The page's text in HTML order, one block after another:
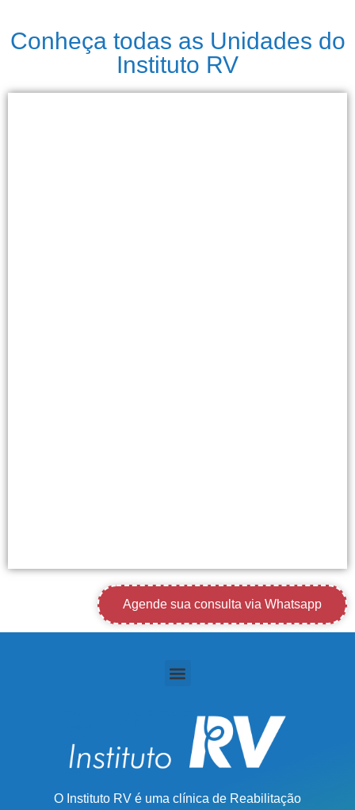
Conheça todas as Unidades do
Instituto RV
Agende sua consulta via Whatsapp
O Instituto RV é uma clínica de Reabilitação